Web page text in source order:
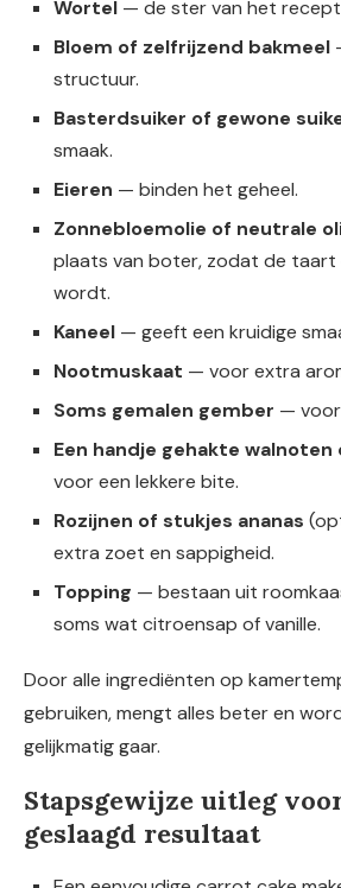
Wortel — de ster van het
Bloem of zelfrijzend bakmeel
structuur.
Basterdsuiker of gewone
smaak.
Eieren — binden het geheel.
Zonnebloemolie of neutrale
plaats van boter, zodat de taart
wordt.
Kaneel — geeft een kruidige
Nootmuskaat — voor extra
Soms gemalen gember —
Een handje gehakte
voor een lekkere bite.
Rozijnen of stukjes ananas
extra zoet en sappigheid.
Topping — bestaan uit
soms wat citroensap of vanille.
Door alle ingrediënten op
gebruiken, mengt alles beter en
gelijkmatig gaar.
Stapsgewijze uitleg
geslaagd resultaat